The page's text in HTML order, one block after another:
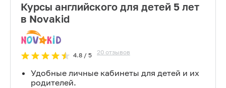
Курсы английского для детей 5 лет
в Novakid
4.8/ 5 20 отзывов
Удобные личные кабинеты для детей и их
родителей.